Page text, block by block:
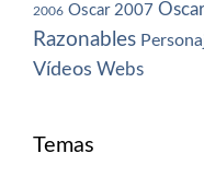
2006 Oscar 2007
Razonables
Vídeos Webs
Temas